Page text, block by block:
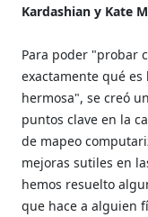
Kardashian y Kate
Para poder "probar
exactamente qué
hermosa", se creó
puntos clave en la
de mapeo
mejoras sutiles en
hemos resuelto
que hace a alguien